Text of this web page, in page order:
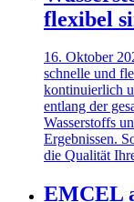
flexibel
16. Oktober
schnelle und
kontinuierlich
entlang der
Wasserstoffs
Ergebnissen.
die Qualität
EMCEL